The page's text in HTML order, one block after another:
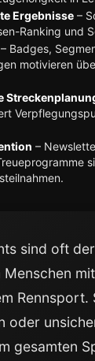
Ergebnisse –
Ranking und
– Badges,
motivieren
–
sind oft
Menschen mit
Rennsport.
oder
gesamten